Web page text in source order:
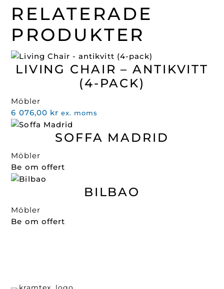
RELATERADE
PRODUKTER
LIVING CHAIR – ANTIKVITT
(4-PACK)
Möbler
6 076,00 kr ex. moms
SOFFA MADRID
Möbler
Be om offert
BILBAO
Möbler
Be om offert